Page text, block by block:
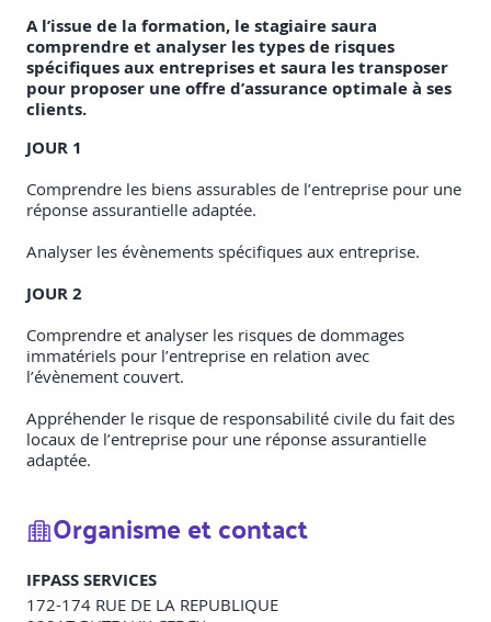
A l’issue de la formation, le stagiaire saura
comprendre et analyser les types de risques
spécifiques aux entreprises et saura les transposer
pour proposer une offre d’assurance optimale à ses
clients.
JOUR 1
Comprendre les biens assurables de l’entreprise pour une
réponse assurantielle adaptée.
Analyser les évènements spécifiques aux entreprise.
JOUR 2
Comprendre et analyser les risques de dommages
immatériels pour l’entreprise en relation avec
l’évènement couvert.
Appréhender le risque de responsabilité civile du fait des
locaux de l’entreprise pour une réponse assurantielle
adaptée.
Organisme et contact
IFPASS SERVICES
172-174 RUE DE LA REPUBLIQUE